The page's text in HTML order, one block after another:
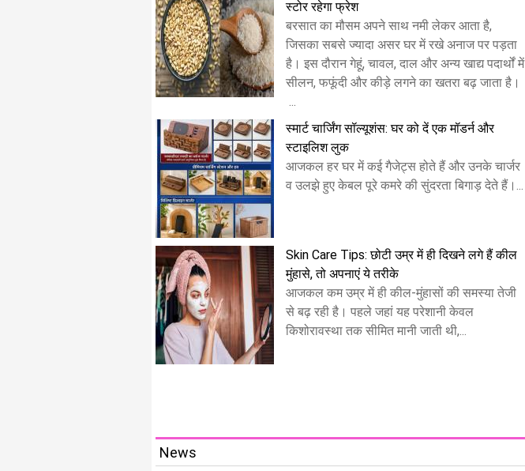
स्टोर रहेगा फ्रेश
बरसात का मौसम अपने साथ नमी लेकर आता है,
जिसका सबसे ज्यादा असर घर में रखे अनाज पर पड़ता
है। इस दौरान गेहूं, चावल, दाल और अन्य खाद्य पदार्थों में
सीलन, फफूंदी और कीड़े लगने का खतरा बढ़ जाता है।
...
स्मार्ट चार्जिंग सॉल्यूशंस: घर को दें एक मॉडर्न और
स्टाइलिश लुक
​आजकल हर घर में कई गैजेट्स होते हैं और उनके चार्जर
व उलझे हुए केबल पूरे कमरे की सुंदरता बिगाड़ देते हैं।...
Skin Care Tips: छोटी उम्र में ही दिखने लगे हैं कील
मुंहासे, तो अपनाएं ये तरीके
आजकल कम उम्र में ही कील-मुंहासों की समस्या तेजी
से बढ़ रही है। पहले जहां यह परेशानी केवल
किशोरावस्था तक सीमित मानी जाती थी,...
News